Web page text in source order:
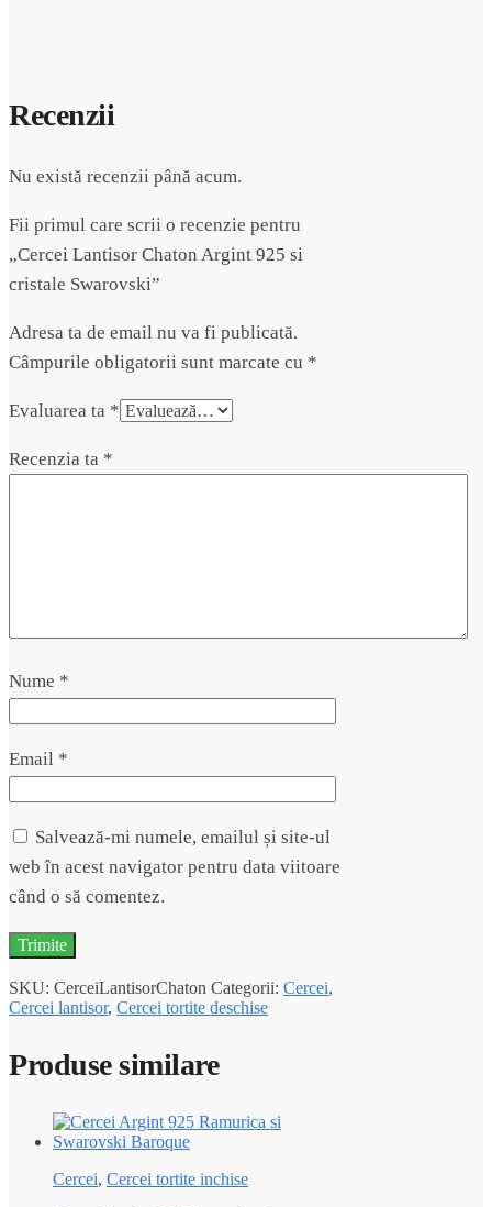
Recenzii
Nu există recenzii până acum.
Fii primul care scrii o recenzie pentru
„Cercei Lantisor Chaton Argint 925 si
cristale Swarovski”
Adresa ta de email nu va fi publicată.
Câmpurile obligatorii sunt marcate cu *
Evaluarea ta *
Recenzia ta *
Nume *
Email *
Salvează-mi numele, emailul și site-ul
web în acest navigator pentru data viitoare
când o să comentez.
SKU: CerceiLantisorChaton Categorii: Cercei,
Cercei lantisor, Cercei tortite deschise
Produse similare
Cercei, Cercei tortite inchise